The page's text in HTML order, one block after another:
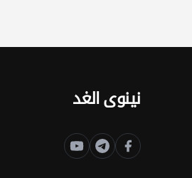
نينوى الغد